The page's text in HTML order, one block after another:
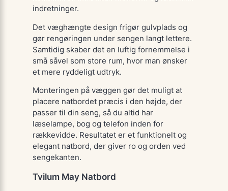
indretninger.
Det væghængte design frigør gulvplads og
gør rengøringen under sengen langt lettere.
Samtidig skaber det en luftig fornemmelse i
små såvel som store rum, hvor man ønsker
et mere ryddeligt udtryk.
Monteringen på væggen gør det muligt at
placere natbordet præcis i den højde, der
passer til din seng, så du altid har
læselampe, bog og telefon inden for
rækkevidde. Resultatet er et funktionelt og
elegant natbord, der giver ro og orden ved
sengekanten.
Tvilum May Natbord